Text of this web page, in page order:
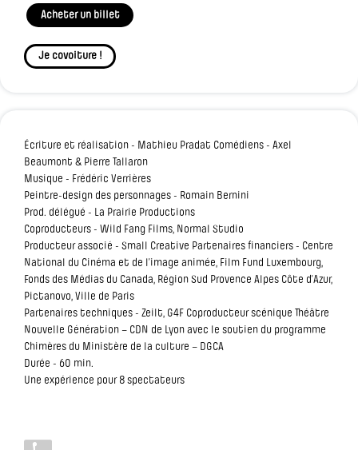
Acheter un billet
Je covoiture !
Écriture et réalisation - Mathieu Pradat Comédiens - Axel
Beaumont & Pierre Tallaron
Musique - Frédéric Verrières
Peintre-design des personnages - Romain Bernini
Prod. délégué - La Prairie Productions
Coproducteurs - Wild Fang Films, Normal Studio
Producteur associé - Small Creative Partenaires financiers - Centre
National du Cinéma et de l’image animée, Film Fund Luxembourg,
Fonds des Médias du Canada, Région Sud Provence Alpes Côte d’Azur,
Pictanovo, Ville de Paris
Partenaires techniques - Zeilt, G4F Coproducteur scénique Théâtre
Nouvelle Génération – CDN de Lyon avec le soutien du programme
Chimères du Ministère de la culture – DGCA
Durée - 60 min.
Une expérience pour 8 spectateurs